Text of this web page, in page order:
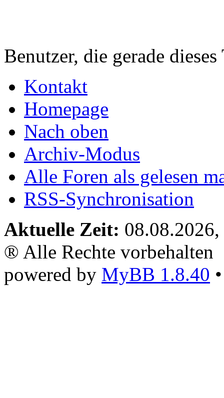
Benutzer, die gerade
Kontakt
Homepage
Nach oben
Archiv-Modus
Alle Foren als gelesen
RSS-Synchronisation
Aktuelle Zeit:
® Alle Rechte vorbehalten
powered by MyBB 1.8.40